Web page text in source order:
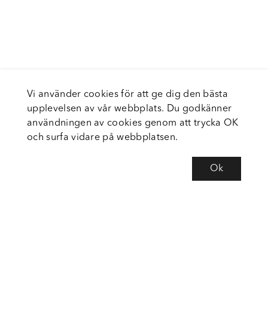
Vi använder cookies för att ge dig den bästa
upplevelsen av vår webbplats. Du godkänner
användningen av cookies genom att trycka OK
och surfa vidare på webbplatsen.
Ok